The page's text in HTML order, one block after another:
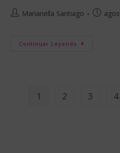
Marianella Santiago
Continuar Leyendo
1 2 3 4